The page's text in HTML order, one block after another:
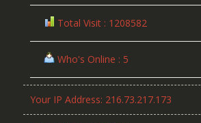
Total Visit : 1208582
Who's Online : 5
Your IP Address: 216.73.217.173